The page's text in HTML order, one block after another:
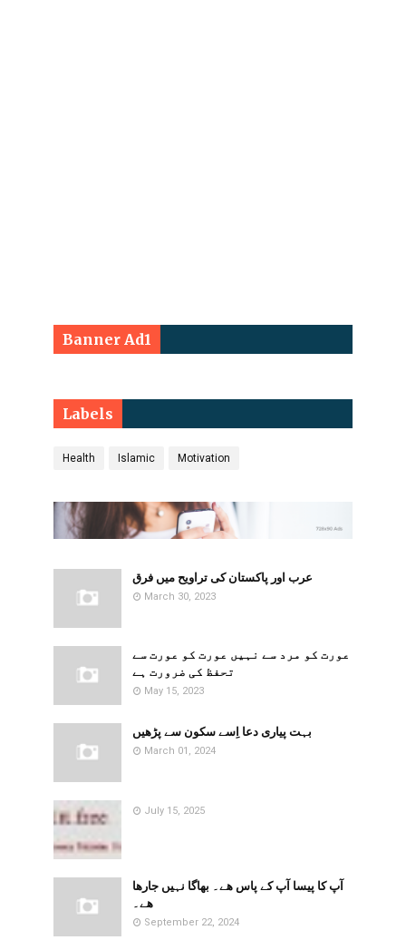
Banner Ad1
Labels
Health Islamic Motivation
عرب اور پاکستان کی تراویح میں فرق
March 30, 2023
​​عورت کو مرد سے نہیں عورت کو عورت سے
تحفظ کی ضرورت ہے
May 15, 2023
بہت پیاری دعا اِسے سکون سے پڑھیں
March 01, 2024
July 15, 2025
آپ کا پیسا آپ کے پاس ھے۔ بھاگا نہیں جارھا
ھے۔
September 22, 2024